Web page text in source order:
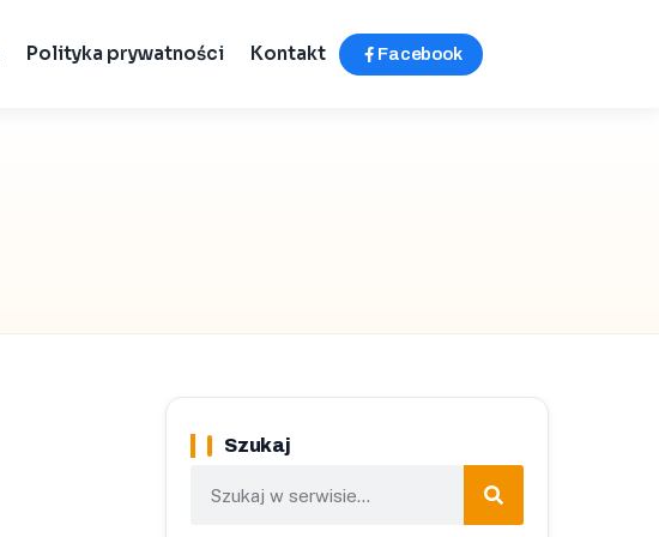
Polityka prywatności Kontakt Facebook
Szukaj